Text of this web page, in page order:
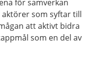
för samverkan
som syftar till
att aktivt bidra
som en del av